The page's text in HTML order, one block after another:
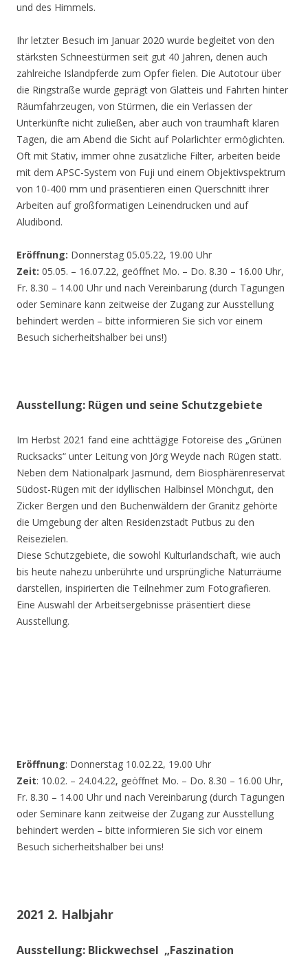
und des Himmels.
Ihr letzter Besuch im Januar 2020 wurde begleitet von den
stärksten Schneestürmen seit gut 40 Jahren, denen auch
zahlreiche Islandpferde zum Opfer fielen. Die Autotour über
die Ringstraße wurde geprägt von Glatteis und Fahrten hinter
Räumfahrzeugen, von Stürmen, die ein Verlassen der
Unterkünfte nicht zuließen, aber auch von traumhaft klaren
Tagen, die am Abend die Sicht auf Polarlichter ermöglichten.
Oft mit Stativ, immer ohne zusätzliche Filter, arbeiten beide
mit dem APSC-System von Fuji und einem Objektivspektrum
von 10-400 mm und präsentieren einen Querschnitt ihrer
Arbeiten auf großformatigen Leinendrucken und auf
Aludibond.
Eröffnung: Donnerstag 05.05.22, 19.00 Uhr
Zeit: 05.05. – 16.07.22, geöffnet Mo. – Do. 8.30 – 16.00 Uhr,
Fr. 8.30 – 14.00 Uhr und nach Vereinbarung (durch Tagungen
oder Seminare kann zeitweise der Zugang zur Ausstellung
behindert werden – bitte informieren Sie sich vor einem
Besuch sicherheitshalber bei uns!)
Ausstellung: Rügen und seine Schutzgebiete
Im Herbst 2021 fand eine achttägige Fotoreise des „Grünen
Rucksacks“ unter Leitung von Jörg Weyde nach Rügen statt.
Neben dem Nationalpark Jasmund, dem Biosphärenreservat
Südost-Rügen mit der idyllischen Halbinsel Mönchgut, den
Zicker Bergen und den Buchenwäldern der Granitz gehörte
die Umgebung der alten Residenzstadt Putbus zu den
Reisezielen.
Diese Schutzgebiete, die sowohl Kulturlandschaft, wie auch
bis heute nahezu unberührte und ursprüngliche Naturräume
darstellen, inspirierten die Teilnehmer zum Fotografieren.
Eine Auswahl der Arbeitsergebnisse präsentiert diese
Ausstellung.
Eröffnung: Donnerstag 10.02.22, 19.00 Uhr
Zeit: 10.02. – 24.04.22, geöffnet Mo. – Do. 8.30 – 16.00 Uhr,
Fr. 8.30 – 14.00 Uhr und nach Vereinbarung (durch Tagungen
oder Seminare kann zeitweise der Zugang zur Ausstellung
behindert werden – bitte informieren Sie sich vor einem
Besuch sicherheitshalber bei uns!
2021 2. Halbjahr
Ausstellung: Blickwechsel „Faszination